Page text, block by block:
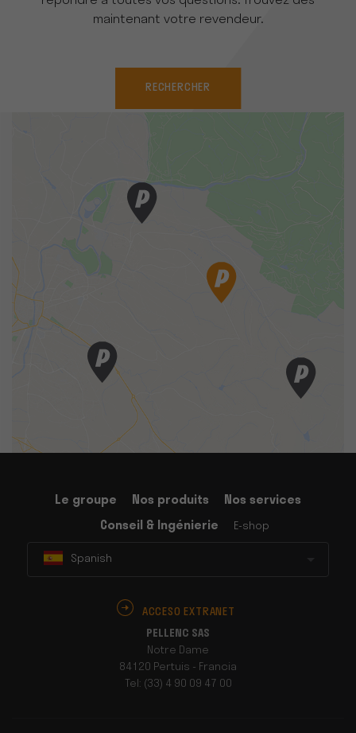
maintenant votre revendeur.
RECHERCHER
Le groupe Nos produits
Nos services
Conseil & Ingénierie
E-shop
Spanish
ACCESO EXTRANET
PELLENC SAS
Notre Dame
84120 Pertuis - Francia
Tel: (33) 4 90 09 47 00